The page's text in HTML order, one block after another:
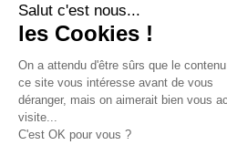
AEF info
Novethic
PRODURABLE
Inclusiv Day
Salut c'est nous...
les Cookies !
On a attendu d'être sûrs que le
ce site vous intéresse avant de vous
déranger, mais on aimerait bien vous
visite...
C'est OK pour vous ?